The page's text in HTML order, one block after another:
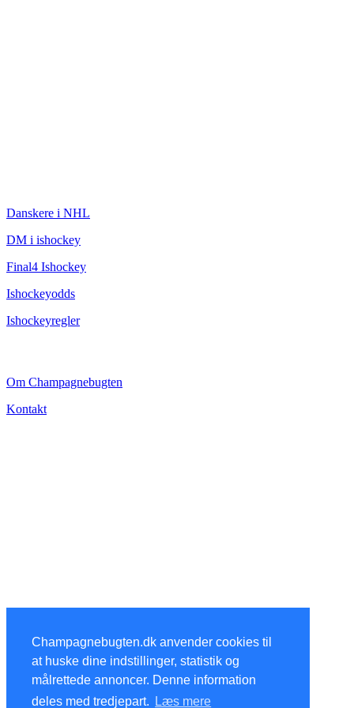
Champagnebugten.dk anvender cookies til
at huske dine indstillinger, statistik og
målrettede annoncer. Denne information
deles med tredjepart.
Læs mere
Danskere i NHL
DM i ishockey
Final4 Ishockey
Ishockeyodds
Ishockeyregler
Om Champagnebugten
Kontakt